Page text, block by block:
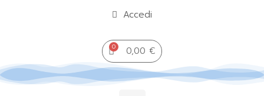
Accedi
0,00 €